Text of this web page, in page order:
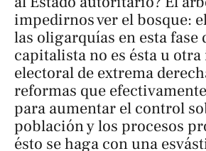
impedirnos ver el bosque:
las oligarquías en esta fase
capitalista no es ésta u
electoral de extrema
reformas que
para aumentar el control
población y los procesos
ésto se haga con una